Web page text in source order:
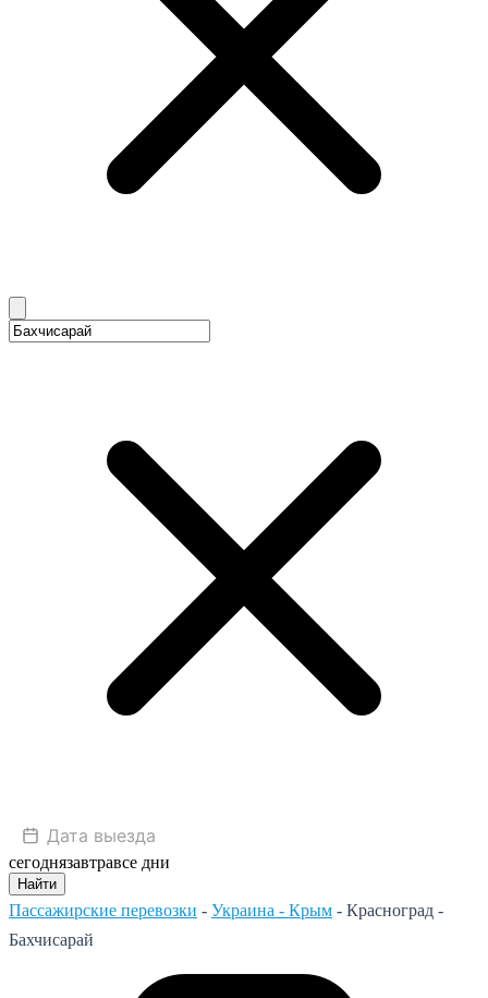
сегоднязавтравсе дни
Найти
Пассажирские перевозки - Украина - Крым - Красноград -
Бахчисарай